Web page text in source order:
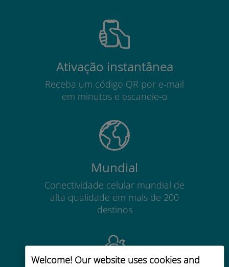
Welcome! Our website uses cookies and
Ativação instantânea
Receba um código QR por e-mail
em minutos e escaneie-o
Mundial
Conectividade celular mundial de
alta qualidade em mais de 200
destinos